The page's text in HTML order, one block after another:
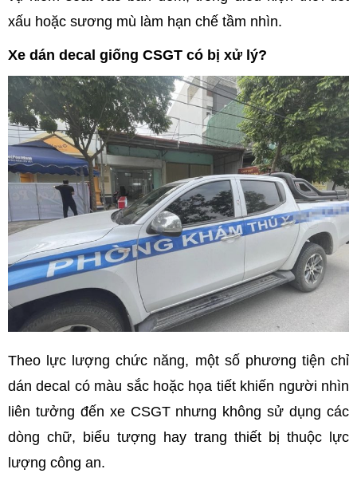
xấu hoặc sương mù làm hạn chế tầm nhìn.
Xe dán decal giống CSGT có bị xử lý?
Theo lực lượng chức năng, một số phương tiện chỉ
dán decal có màu sắc hoặc họa tiết khiến người nhìn
liên tưởng đến xe CSGT nhưng không sử dụng các
dòng chữ, biểu tượng hay trang thiết bị thuộc lực
lượng công an.